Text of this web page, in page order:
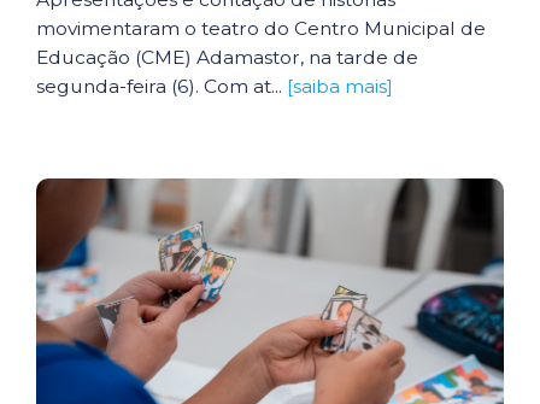
movimentaram o teatro do Centro Municipal de
Educação (CME) Adamastor, na tarde de
segunda-feira (6). Com at... [saiba mais]